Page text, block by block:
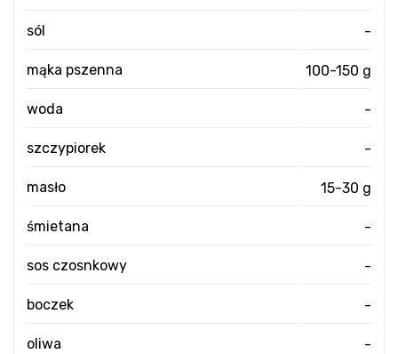
sól -
mąka pszenna 100-150 g
woda -
szczypiorek -
masło 15-30 g
śmietana -
sos czosnkowy -
boczek -
oliwa -